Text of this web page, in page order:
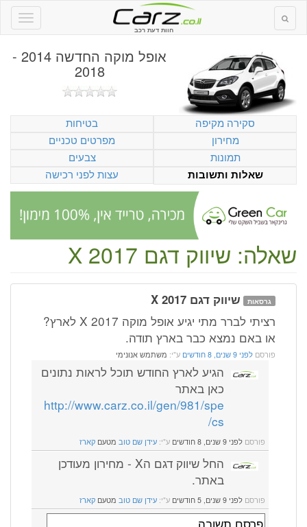
חוות דעת רכב
אופל מוקה החדשה 2014 -
2018
סקירה מקיפה
בטיחות
מחירון
מפרטים טכניים
תמונות
צבעים
שאלות ותשובות
עצות לפני רכישה
שאלה: שיווק דגם X 2017
גרסאות שיווק דגם X 2017
רציתי לברר מתי יגיע אופל מוקה X 2017 לארץ?
או באם נמצא כבר בארץ תודה.
פורסם לפני 9 שנים, 8 חודשים ע"י: משתמש אנונימי
הגיע לארץ החודש תוכל לראות נתונים
כאן באתר
http://www.carz.co.il/gen/981/spe
cs/
פורסם לפני 9 שנים, 8 חודשים ע"י: עידן שם טוב מטעם קארז
החל שיווק דגם הX - מחירון מעודכן
באתר.
פורסם לפני 9 שנים, 5 חודשים ע"י: עידן שם טוב מטעם קארז